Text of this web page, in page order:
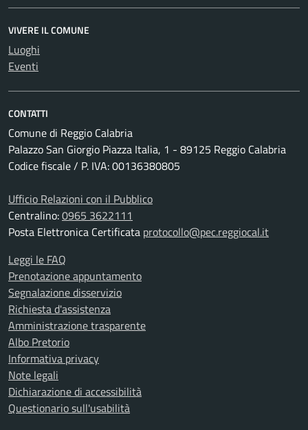
VIVERE IL COMUNE
Luoghi
Eventi
CONTATTI
Comune di Reggio Calabria
Palazzo San Giorgio Piazza Italia, 1 - 89125 Reggio Calabria
Codice fiscale / P. IVA: 00136380805
Ufficio Relazioni con il Pubblico
Centralino:0965 3622111
Posta Elettronica Certificata protocollo@pec.reggiocal.it
Leggi le FAQ
Prenotazione appuntamento
Segnalazione disservizio
Richiesta d'assistenza
Amministrazione trasparente
Albo Pretorio
Informativa privacy
Note legali
Dichiarazione di accessibilità
Questionario sull'usabilità